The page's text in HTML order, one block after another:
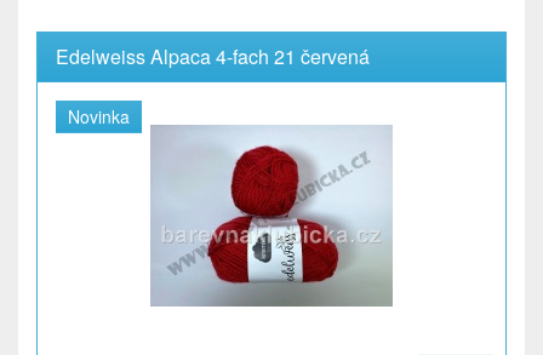
Edelweiss Alpaca 4-fach 21 červená
Novinka